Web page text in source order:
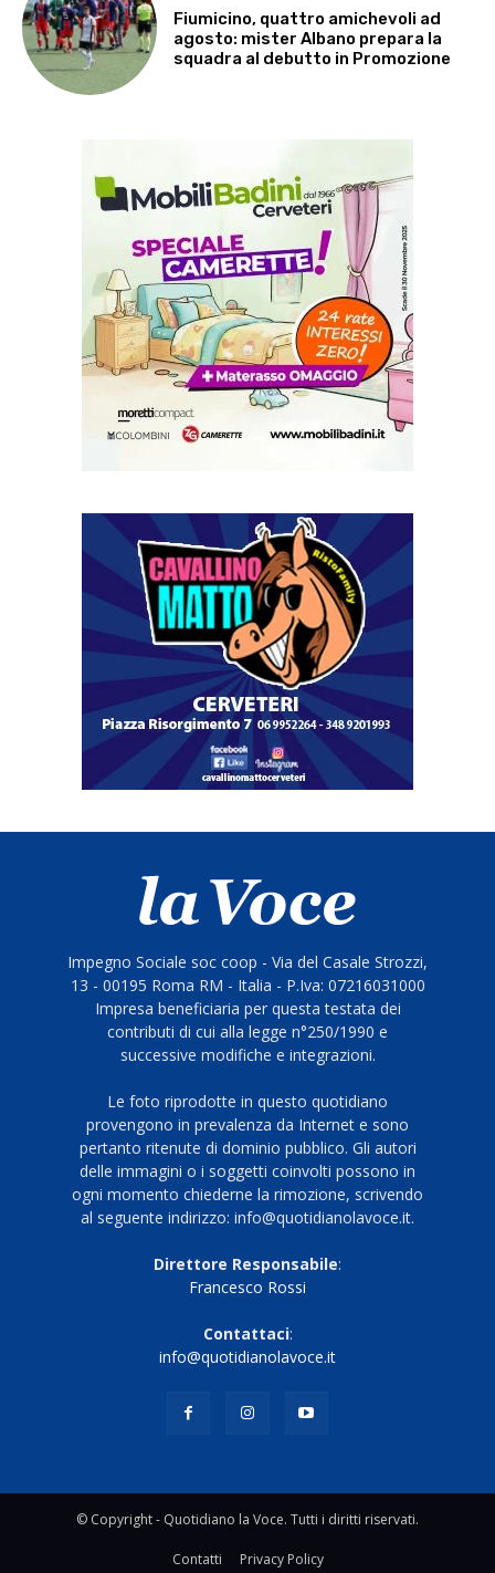
Fiumicino, quattro amichevoli ad
agosto: mister Albano prepara la
squadra al debutto in Promozione
Impegno Sociale soc coop - Via del Casale Strozzi,
13 - 00195 Roma RM - Italia - P.Iva: 07216031000
Impresa beneficiaria per questa testata dei
contributi di cui alla legge n°250/1990 e
successive modifiche e integrazioni.
Le foto riprodotte in questo quotidiano
provengono in prevalenza da Internet e sono
pertanto ritenute di dominio pubblico. Gli autori
delle immagini o i soggetti coinvolti possono in
ogni momento chiederne la rimozione, scrivendo
al seguente indirizzo: info@quotidianolavoce.it.
Direttore Responsabile:
Francesco Rossi
Contattaci:
info@quotidianolavoce.it
© Copyright - Quotidiano la Voce. Tutti i diritti riservati.
Contatti Privacy Policy